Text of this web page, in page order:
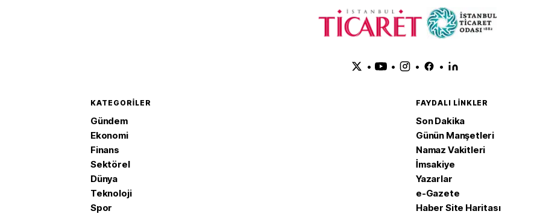
• • • •
KATEGORILER
Gündem
Ekonomi
Finans
Sektörel
Dünya
Teknoloji
Spor
FAYDALI LINKLER
Son Dakika
Günün Manşetleri
Namaz Vakitleri
İmsakiye
Yazarlar
e-Gazete
Haber Site Haritası